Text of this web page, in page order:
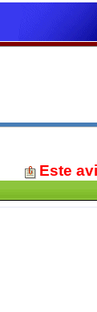
Este